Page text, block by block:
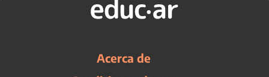
Acerca de